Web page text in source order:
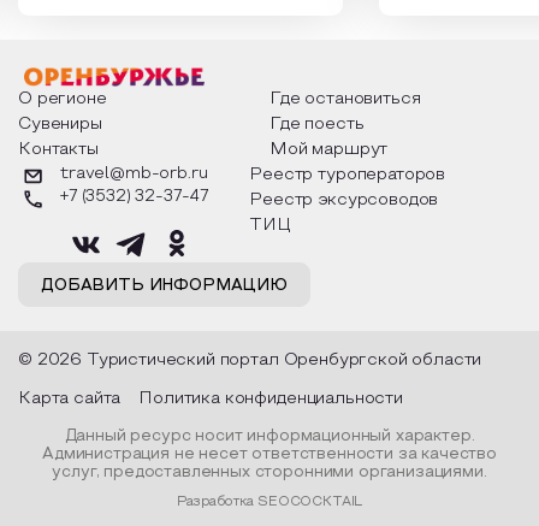
о том, как встречают новый год в
разных уголках страны, какие
обряды совершают на удачу и
благополучие, в чем схожи и
различаются традиции. Кто такой
Дед Мороз и откуда он пришел, как
его называют в разных уголках
страны и как появились елочные
Твардовского и
каждой строчке
восхищение
яркому времени
О регионе
Где остановиться
Сувениры
Где поесть
Контакты
Мой маршрут
ДОБАВИТЬ ИНФОРМАЦИЮ
travel@mb-orb.ru
+7 (3532) 32-37-47
Реестр туроператоров
Реестр эксурсоводов
ТИЦ
© 2026 Туристический портал Оренбургской области
Карта сайта Политика конфиденциальности
Данный ресурс носит информационный характер.
Администрация не несет ответственности за качество
услуг, предоставленных сторонними организациями.
Разработка SEOCOCKTAIL